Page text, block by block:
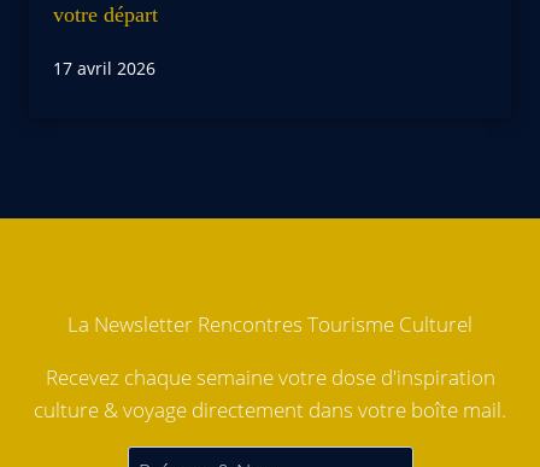
votre départ
17 avril 2026
La Newsletter Rencontres Tourisme Culturel
Recevez chaque semaine votre dose d'inspiration
culture & voyage directement dans votre boîte mail.